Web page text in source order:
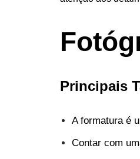
Principais
A formatura é
Contar com